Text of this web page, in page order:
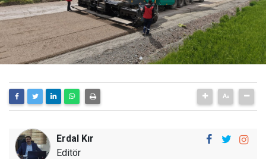
Erdal Kır
Editör